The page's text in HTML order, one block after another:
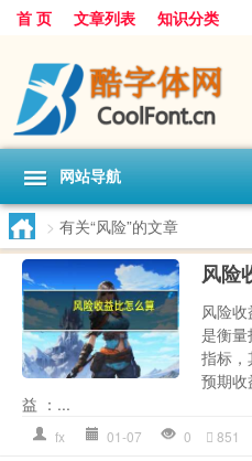
首 页 文章列表 知识分类
网站导航
> 有关“风险”的文章
风险
风险
是衡
指标
预期
益 ：...
fx 01-07 0 851